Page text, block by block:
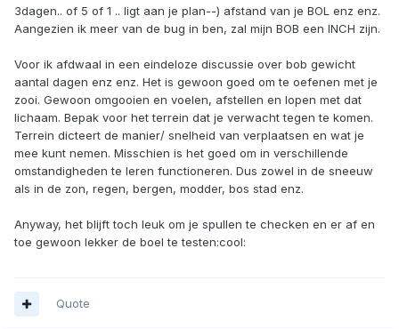
3dagen.. of 5 of 1 .. ligt aan je plan--) afstand van je BOL enz enz.
Aangezien ik meer van de bug in ben, zal mijn BOB een INCH zijn.
Voor ik afdwaal in een eindeloze discussie over bob gewicht
aantal dagen enz enz. Het is gewoon goed om te oefenen met je
zooi. Gewoon omgooien en voelen, afstellen en lopen met dat
lichaam. Bepak voor het terrein dat je verwacht tegen te komen.
Terrein dicteert de manier/ snelheid van verplaatsen en wat je
mee kunt nemen. Misschien is het goed om in verschillende
omstandigheden te leren functioneren. Dus zowel in de sneeuw
als in de zon, regen, bergen, modder, bos stad enz.
Anyway, het blijft toch leuk om je spullen te checken en er af en
toe gewoon lekker de boel te testen:cool:
Quote